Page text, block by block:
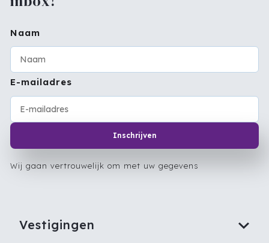
Vestigingen
Naam
E-mailadres
Inschrijven
Wij gaan vertrouwelijk om met uw gegevens